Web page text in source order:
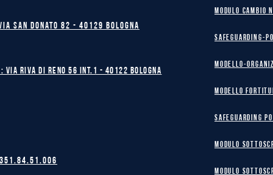
San Donato 82 - 40129 BOLOGNA
Riva di Reno 56 int.1 - 40122 BOLOGNA
MODULO CAMBIO
safeguarding-
Modello-
MODELLO
safeguarding
MODULO
MODULO